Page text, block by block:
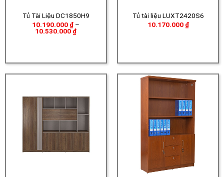
Tủ Tài Liệu DC1850H9
10.190.000 ₫ –
10.530.000₫Khoảng
10.530.000 ₫
Tủ tài liệu LUXT2420S6
10.170.000 ₫